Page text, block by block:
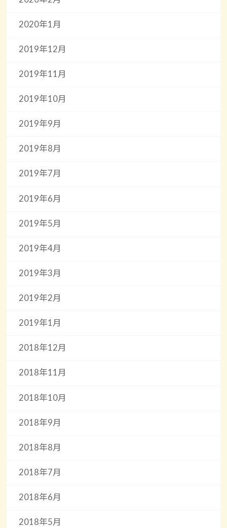
2020年1月
2019年12月
2019年11月
2019年10月
2019年9月
2019年8月
2019年7月
2019年6月
2019年5月
2019年4月
2019年3月
2019年2月
2019年1月
2018年12月
2018年11月
2018年10月
2018年9月
2018年8月
2018年7月
2018年6月
2018年5月